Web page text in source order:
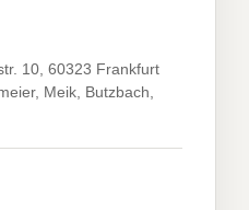
10, 60323 Frankfurt
Meik, Butzbach,